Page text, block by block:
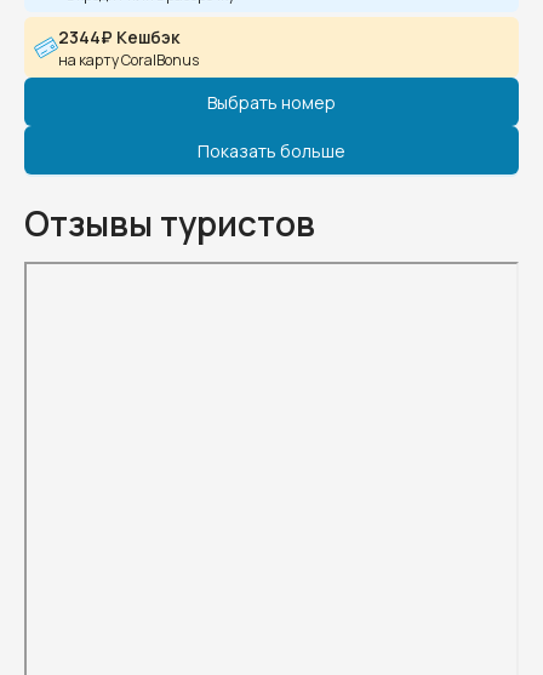
2344₽ Кешбэк
на карту CoralBonus
Выбрать номер
Показать больше
Отзывы туристов